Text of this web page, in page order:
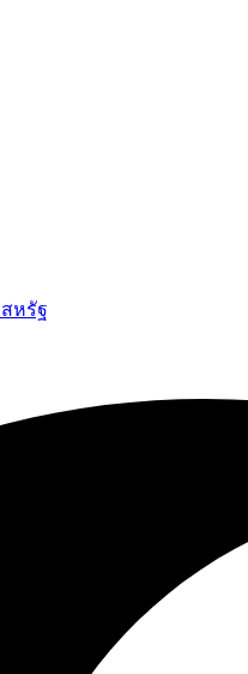
หรัฐ